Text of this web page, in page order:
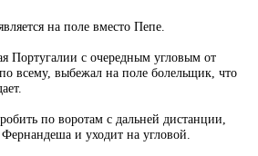
на поле вместо Пепе.
Португалии с очередным угловым от
всему, выбежал на поле болельщик, что
по воротам с дальней дистанции,
и уходит на угловой.